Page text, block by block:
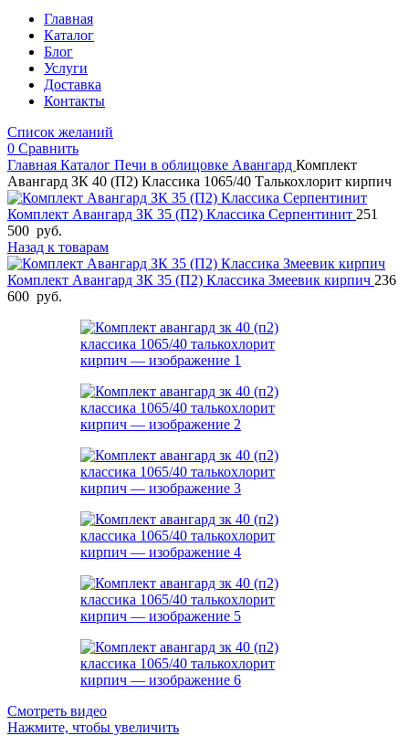
Главная
Каталог
Блог
Услуги
Доставка
Контакты
Список желаний
0 Сравнить
Главная Каталог Печи в облицовке Авангард Комплект
Авангард ЗК 40 (П2) Классика 1065/40 Талькохлорит кирпич
Комплект Авангард ЗК 35 (П2) Классика Серпентинит 251
500 руб.
Назад к товарам
Комплект Авангард ЗК 35 (П2) Классика Змеевик кирпич 236
600 руб.
Смотреть видео
Нажмите, чтобы увеличить